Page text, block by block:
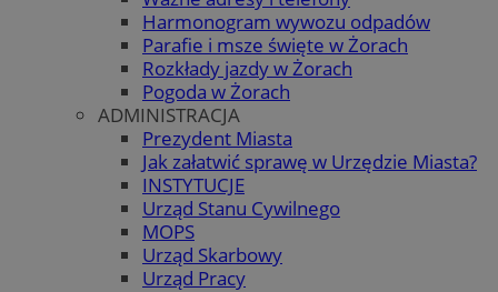
Harmonogram wywozu odpadów
Parafie i msze święte w Żorach
Rozkłady jazdy w Żorach
Pogoda w Żorach
ADMINISTRACJA
Prezydent Miasta
Jak załatwić sprawę w Urzędzie Miasta?
INSTYTUCJE
Urząd Stanu Cywilnego
MOPS
Urząd Skarbowy
Urząd Pracy